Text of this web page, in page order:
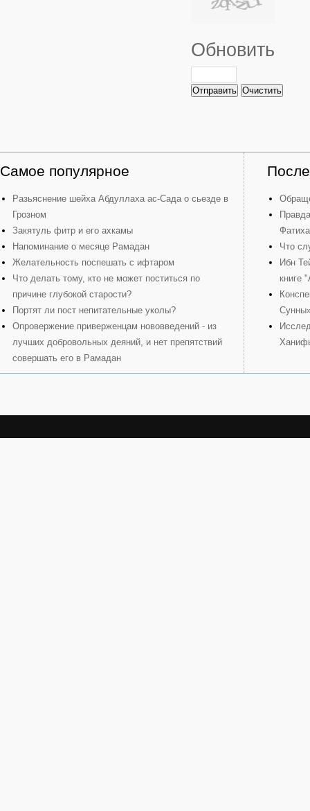
Обновить
Отправить Очистить
Самое популярное
Разьяснение шейха Абдуллаха ас-Сада о сьезде в
Грозном
Закятуль фитр и его ахкамы
Напоминание о месяце Рамадан
Желательность поспешать с ифтаром
Что делать тому, кто не может поститься по
причине глубокой старости?
Портят ли пост непитательные уколы?
Опровержение приверженцам нововведений - из
лучших добровольных деяний, и нет препятствий
совершать его в Рамадан
Что
Ибн
книге